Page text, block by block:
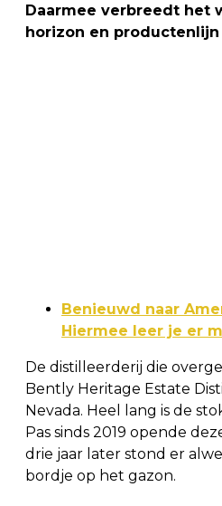
Daarmee verbreedt het
horizon en
Benieuwd naar
Hiermee leer je er
De distilleerderij die
Bently Heritage Estate
Nevada. Heel lang is de
Pas sinds 2019 opende
drie jaar later stond er
bordje op het gazon.